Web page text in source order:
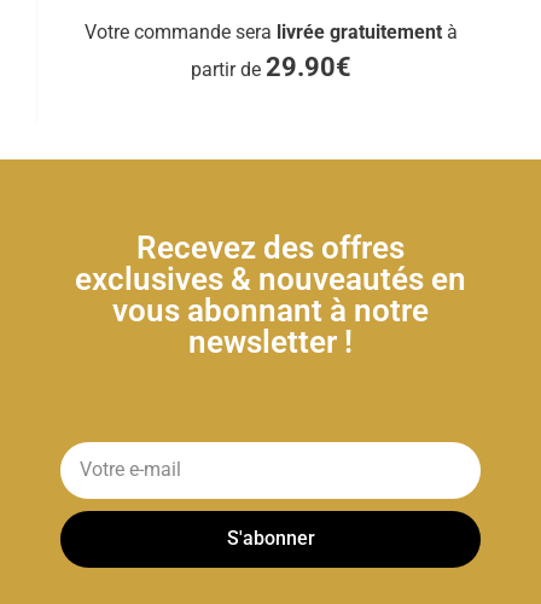
Votre commande sera livrée gratuitement à
partir de 29.90€
Recevez des offres
exclusives & nouveautés en
vous abonnant à notre
newsletter !
S'abonner